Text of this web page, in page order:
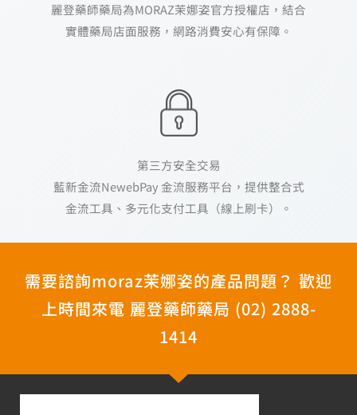
麗登藥師藥局為MORAZ茉娜姿官方授權店，結合
實體藥局店面服務，網路消費安心有保障。
第三方安全交易
藍新金流NewebPay 金流服務平台，提供整合式
金流工具、多元化支付工具（線上刷卡）。
需要諮詢moraz茉娜姿的產品問題？ 歡迎
上時間來電 麗登藥師藥局 (02) 2888-
1414